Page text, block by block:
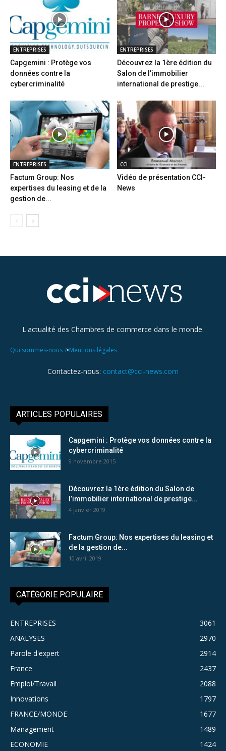
ENTREPRISES
Capgemini : Protège vos
données contre la
cybercriminalité
ENTREPRISES
Découvrez la 1ère édition du
Salon de l’immobilier
international de prestige...
ENTREPRISES
Factum Group: Nos
expertises du leasing et de la
gestion de...
CCI
Vidéo de présentation CCI-
News
L'actualité des Chambres de commerce dans le monde.
Qui sommes-nous ?•Mentions légales
Contactez-nous: contact@cci-news.com
ARTICLES POPULAIRES
Capgemini : Protège vos données contre la
cybercriminalité
9 novembre 2015
Découvrez la 1ère édition du Salon de
l’immobilier international de prestige...
4 janvier 2019
Factum Group: Nos expertises du leasing et
de la gestion de...
10 avril 2019
CATÉGORIE POPULAIRE
ENTREPRISES
3061
ANALYSES
2970
Parole d'expert
2914
France
2437
Emploi/Travail
2088
Innovations
1797
FRANCE/MONDE
1677
Management
1489
ECONOMIE
1424